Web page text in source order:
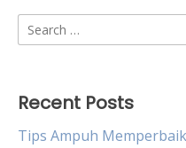
Search
for:
Recent Posts
Tips Ampuh